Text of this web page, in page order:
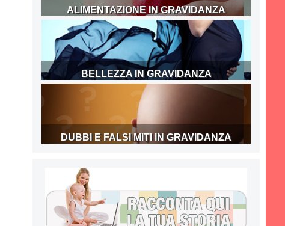
ALIMENTAZIONE IN GRAVIDANZA
BELLEZZA IN GRAVIDANZA
DUBBI E FALSI MITI IN GRAVIDANZA